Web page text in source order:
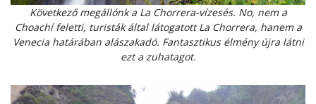
Következő megállónk a La Chorrera-vízesés. No, nem a
Choachí feletti, turisták által látogatott La Chorrera, hanem a
Venecia határában alászakadó. Fantasztikus élmény újra látni
ezt a zuhatagot.